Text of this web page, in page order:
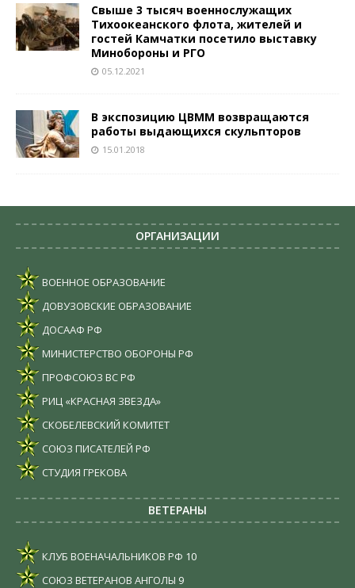
Свыше 3 тысяч военнослужащих
Тихоокеанского флота, жителей и
гостей Камчатки посетило выставку
Минобороны и РГО
05.12.2021
В экспозицию ЦВММ возвращаются
работы выдающихся скульпторов
15.01.2018
ОРГАНИЗАЦИИ
ВОЕННОЕ ОБРАЗОВАНИЕ
ДОВУЗОВСКИЕ ОБРАЗОВАНИЕ
ДОСААФ РФ
МИНИСТЕРСТВО ОБОРОНЫ РФ
ПРОФСОЮЗ ВС РФ
РИЦ «КРАСНАЯ ЗВЕЗДА»
СКОБЕЛЕВСКИЙ КОМИТЕТ
СОЮЗ ПИСАТЕЛЕЙ РФ
СТУДИЯ ГРЕКОВА
ВЕТЕРАНЫ
КЛУБ ВОЕНАЧАЛЬНИКОВ РФ 10
СОЮЗ ВЕТЕРАНОВ АНГОЛЫ 9